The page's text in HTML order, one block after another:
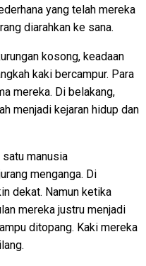
yang telah mereka
diarahkan ke sana.
kosong, keadaan
kaki bercampur. Para
mereka. Di belakang,
menjadi kejaran hidup dan
manusia
menganga. Di
dekat. Namun ketika
mereka justru menjadi
ditopang. Kaki mereka